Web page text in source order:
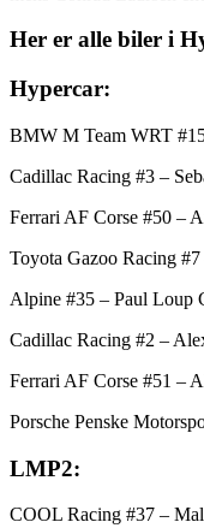
Her er alle biler i
Hypercar:
BMW M Team WRT
Cadillac Racing #3 –
Ferrari AF Corse #50 –
Toyota Gazoo Racing
Alpine #35 – Paul Loup
Cadillac Racing #2 –
Ferrari AF Corse #51 –
Porsche Penske
LMP2:
COOL Racing #37 –